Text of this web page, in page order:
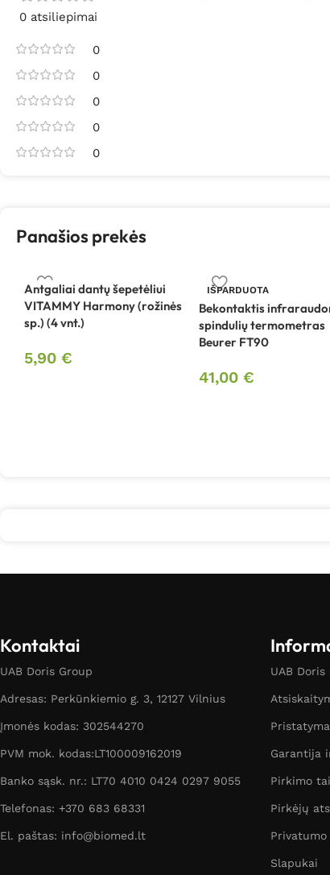
0 atsiliepimai
0
0
0
0
0
Panašios prekės
Antgaliai dantų šepetėliui
VITAMMY Harmony (rožinės
sp.) (4 vnt.)
5,90 €
IŠPARDUOTA
Bekontaktis
spindulių termometras
Beurer FT90
41,00€
Kontaktai
UAB Doris Group
Adresas: Perkūnkiemio g. 3, 12127 Vilnius
Įmonės kodas: 302544270
PVM mok. kodas:LT100009162019
Banko sąsk. nr.: LT70 4010 0424 0297 9055
Telefonas: +370 683 68331
El. paštas: info@biomed.lt
UAB
Garantija
Pirkimo
Pirkėjų
Slapukai